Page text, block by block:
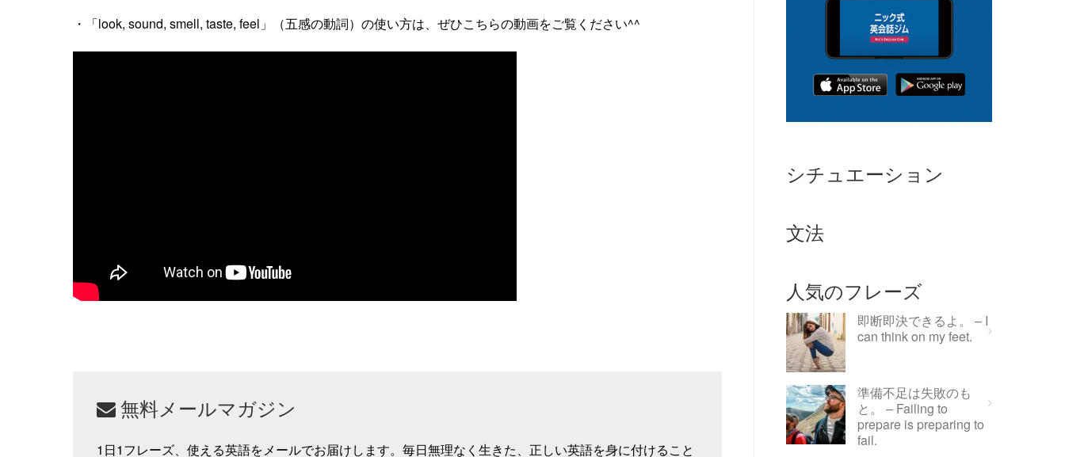
・「look, sound, smell, taste, feel」（五感の動詞）の使い方は、ぜひこちらの動画をご覧ください^^
無料メールマガジン
1日1フレーズ、使える英語をメールでお届けします。毎日無理なく生きた、正しい英語を身に付けること
シチュエーション
文法
人気のフレーズ
即断即決できるよ。 – I
can think on my feet.
準備不足は失敗のも
と。 – Failing to
prepare is preparing to
fail.